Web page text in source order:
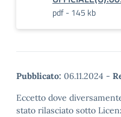
pdf - 145 kb
Pubblicato: 06.11.2024 -
Eccetto dove
stato rilasciato sotto